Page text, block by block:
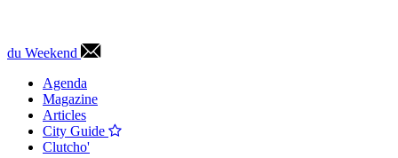
du Weekend
Agenda
Magazine
Articles
City Guide
Clutcho'